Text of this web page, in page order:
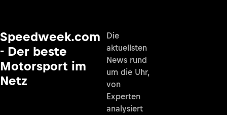
Speedweek.com
- Der beste
Motorsport im
Netz
Die
aktuellsten
News rund
um die Uhr,
von
Experten
analysiert